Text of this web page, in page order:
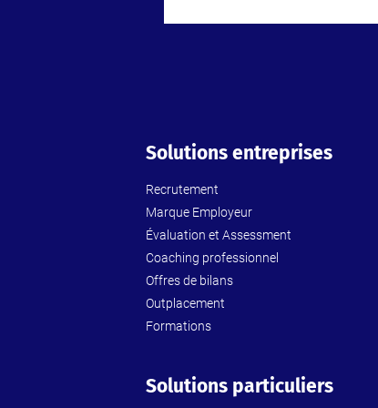
Solutions entreprises
Recrutement
Marque Employeur
Évaluation et Assessment
Coaching professionnel
Offres de bilans
Outplacement
Formations
Solutions particuliers